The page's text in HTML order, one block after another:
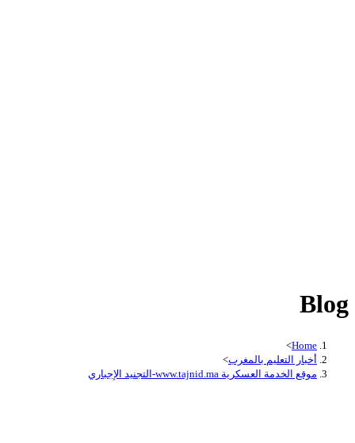
Blog
Home
>
أخبار التعليم بالمغرب>
موقع الخدمة العسكرية www.tajnid.ma-التجنيد الإجباري